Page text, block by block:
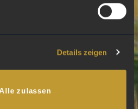
Details zeigen
Alle zulassen